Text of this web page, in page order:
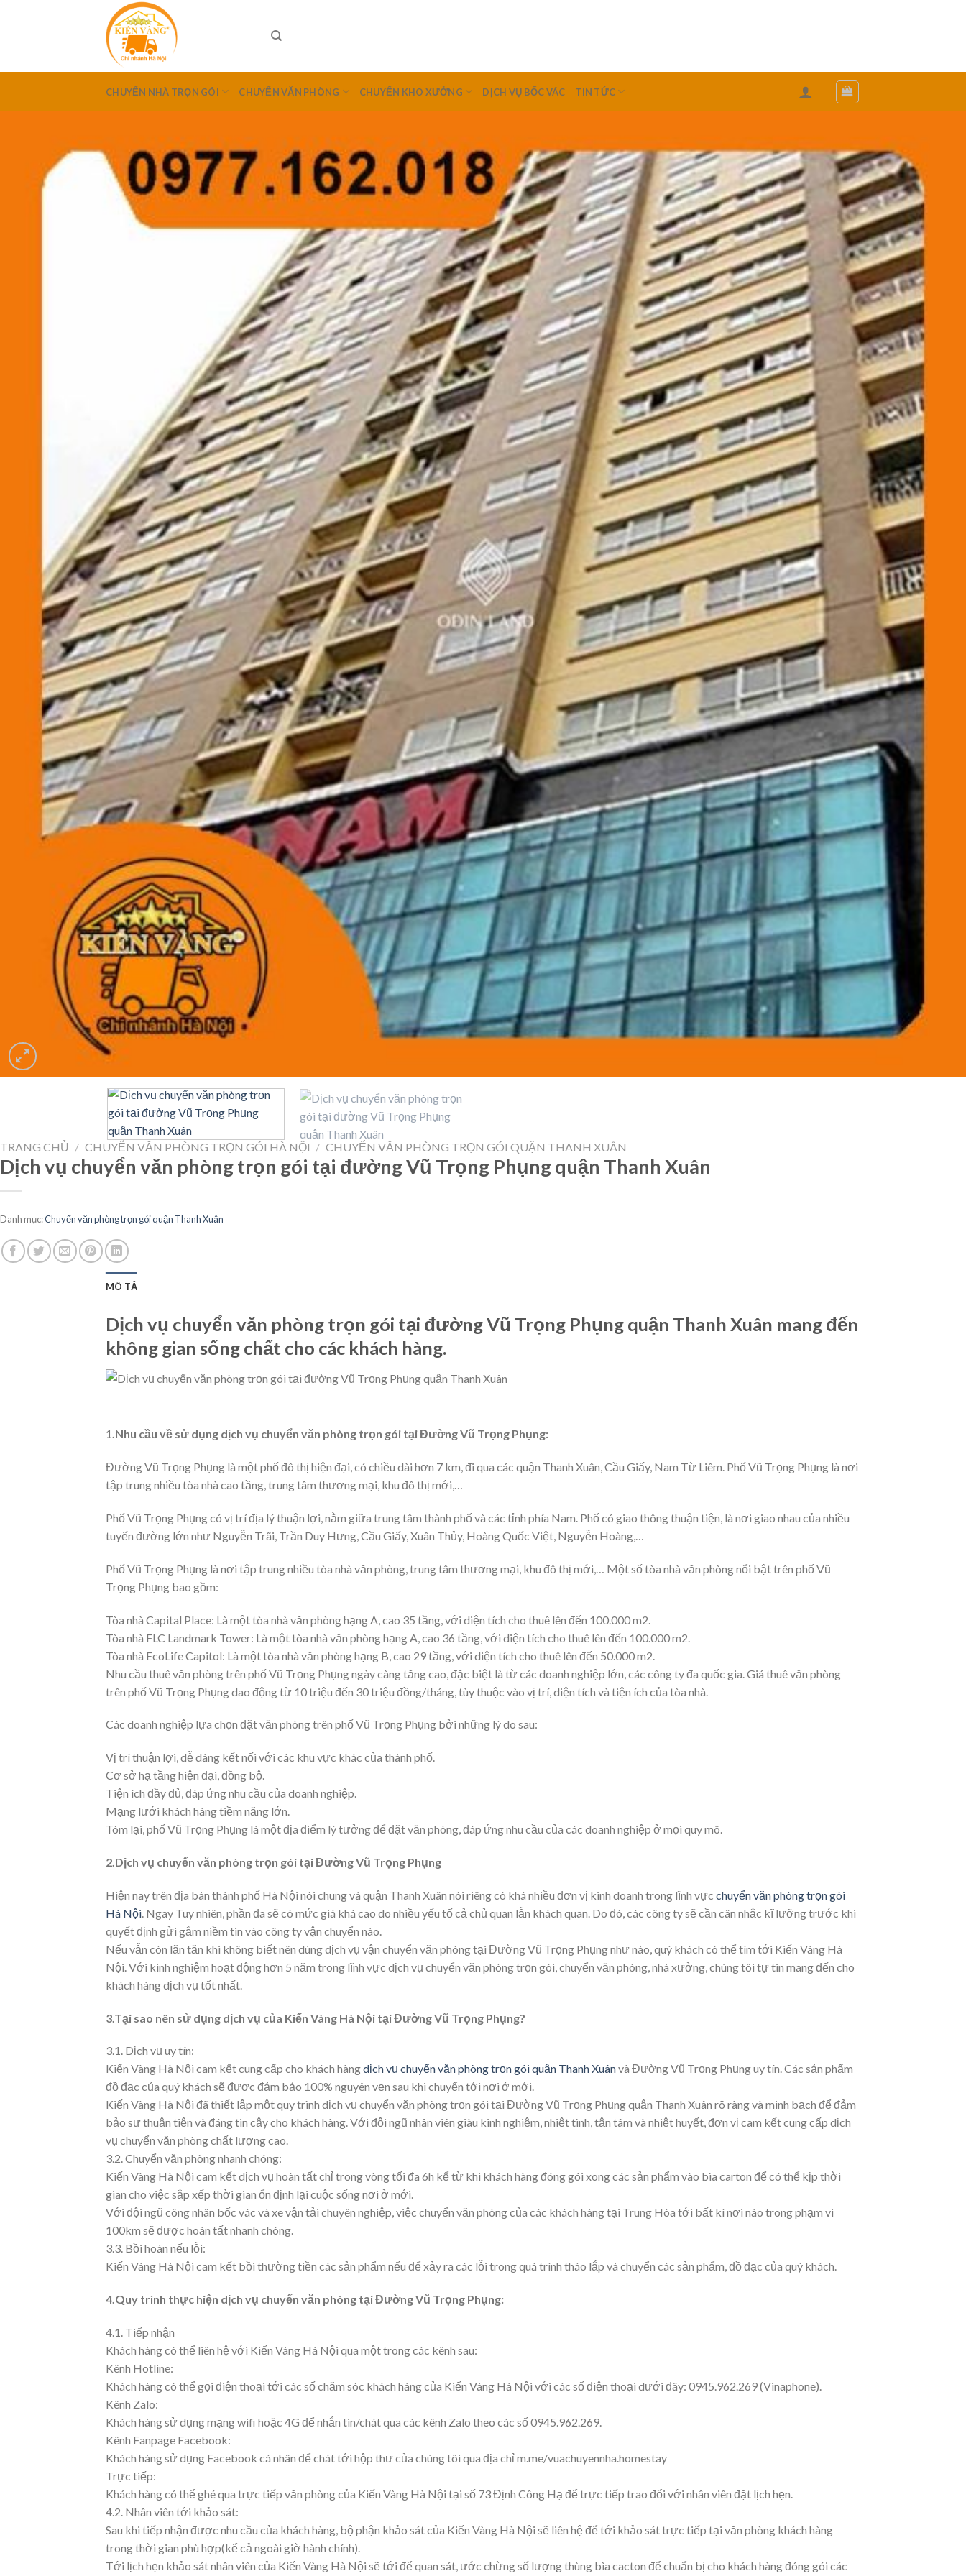
CHUYỂN NHÀ TRỌN GÓI CHUYỂN VĂN PHÒNG CHUYỂN KHO XƯỞNG DỊCH VỤ BỐC VÁC TIN TỨC
TRANG CHỦ / CHUYỂN VĂN PHÒNG TRỌN GÓI HÀ NỘI / CHUYỂN VĂN PHÒNG TRỌN GÓI QUẬN THANH XUÂN
Dịch vụ chuyển văn phòng trọn gói tại đường Vũ Trọng Phụng quận Thanh Xuân
Danh mục:Chuyển văn phòng trọn gói quận Thanh Xuân
MÔ TẢ
Dịch vụ chuyển văn phòng trọn gói tại đường Vũ Trọng Phụng quận Thanh Xuân mang đến
không gian sống chất cho các khách hàng.
1.Nhu cầu về sử dụng dịch vụ chuyển văn phòng trọn gói tại Đường Vũ Trọng Phụng:
Đường Vũ Trọng Phụng là một phố đô thị hiện đại, có chiều dài hơn 7 km, đi qua các quận Thanh Xuân, Cầu Giấy, Nam Từ Liêm. Phố Vũ Trọng Phụng là nơi
tập trung nhiều tòa nhà cao tầng, trung tâm thương mại, khu đô thị mới,…
Phố Vũ Trọng Phụng có vị trí địa lý thuận lợi, nằm giữa trung tâm thành phố và các tỉnh phía Nam. Phố có giao thông thuận tiện, là nơi giao nhau của nhiều
tuyến đường lớn như Nguyễn Trãi, Trần Duy Hưng, Cầu Giấy, Xuân Thủy, Hoàng Quốc Việt, Nguyễn Hoàng,…
Phố Vũ Trọng Phụng là nơi tập trung nhiều tòa nhà văn phòng, trung tâm thương mại, khu đô thị mới,… Một số tòa nhà văn phòng nổi bật trên phố Vũ
Trọng Phụng bao gồm:
Tòa nhà Capital Place: Là một tòa nhà văn phòng hạng A, cao 35 tầng, với diện tích cho thuê lên đến 100.000 m2.
Tòa nhà FLC Landmark Tower: Là một tòa nhà văn phòng hạng A, cao 36 tầng, với diện tích cho thuê lên đến 100.000 m2.
Tòa nhà EcoLife Capitol: Là một tòa nhà văn phòng hạng B, cao 29 tầng, với diện tích cho thuê lên đến 50.000 m2.
Nhu cầu thuê văn phòng trên phố Vũ Trọng Phụng ngày càng tăng cao, đặc biệt là từ các doanh nghiệp lớn, các công ty đa quốc gia. Giá thuê văn phòng
trên phố Vũ Trọng Phụng dao động từ 10 triệu đến 30 triệu đồng/tháng, tùy thuộc vào vị trí, diện tích và tiện ích của tòa nhà.
Các doanh nghiệp lựa chọn đặt văn phòng trên phố Vũ Trọng Phụng bởi những lý do sau:
Vị trí thuận lợi, dễ dàng kết nối với các khu vực khác của thành phố.
Cơ sở hạ tầng hiện đại, đồng bộ.
Tiện ích đầy đủ, đáp ứng nhu cầu của doanh nghiệp.
Mạng lưới khách hàng tiềm năng lớn.
Tóm lại, phố Vũ Trọng Phụng là một địa điểm lý tưởng để đặt văn phòng, đáp ứng nhu cầu của các doanh nghiệp ở mọi quy mô.
2.Dịch vụ chuyển văn phòng trọn gói tại Đường Vũ Trọng Phụng
Hiện nay trên địa bàn thành phố Hà Nội nói chung và quận Thanh Xuân nói riêng có khá nhiều đơn vị kinh doanh trong lĩnh vực chuyển văn phòng trọn gói
Hà Nội . Ngay Tuy nhiên, phần đa sẽ có mức giá khá cao do nhiều yếu tố cả chủ quan lẫn khách quan. Do đó, các công ty sẽ cần cân nhắc kĩ lưỡng trước khi
quyết định gửi gắm niềm tin vào công ty vận chuyển nào.
Nếu vẫn còn lăn tăn khi không biết nên dùng dịch vụ vận chuyển văn phòng tại Đường Vũ Trọng Phụng như nào, quý khách có thể tìm tới Kiến Vàng Hà
Nội. Với kinh nghiệm hoạt động hơn 5 năm trong lĩnh vực dịch vụ chuyển văn phòng trọn gói, chuyển văn phòng, nhà xưởng, chúng tôi tự tin mang đến cho
khách hàng dịch vụ tốt nhất.
3.Tại sao nên sử dụng dịch vụ của Kiến Vàng Hà Nội tại Đường Vũ Trọng Phụng?
3.1. Dịch vụ uy tín:
Kiến Vàng Hà Nội cam kết cung cấp cho khách hàngdịch vụ chuyển văn phòng trọn gói quận Thanh Xuânvà Đường Vũ Trọng Phụng uy tín. Các sản phẩm
đồ đạc của quý khách sẽ được đảm bảo 100% nguyên vẹn sau khi chuyển tới nơi ở mới.
Kiến Vàng Hà Nội đã thiết lập một quy trình dịch vụ chuyển văn phòng trọn gói tại Đường Vũ Trọng Phụng quận Thanh Xuân rõ ràng và minh bạch để đảm
bảo sự thuận tiện và đáng tin cậy cho khách hàng. Với đội ngũ nhân viên giàu kinh nghiệm, nhiệt tình, tận tâm và nhiệt huyết, đơn vị cam kết cung cấp dịch
vụ chuyển văn phòng chất lượng cao.
3.2. Chuyển văn phòng nhanh chóng:
Kiến Vàng Hà Nội cam kết dịch vụ hoàn tất chỉ trong vòng tối đa 6h kể từ khi khách hàng đóng gói xong các sản phẩm vào bìa carton để có thể kịp thời
gian cho việc sắp xếp thời gian ổn định lại cuộc sống nơi ở mới.
Với đội ngũ công nhân bốc vác và xe vận tải chuyên nghiệp, việc chuyển văn phòng của các khách hàng tại Trung Hòa tới bất kì nơi nào trong phạm vi
100km sẽ được hoàn tất nhanh chóng.
3.3. Bồi hoàn nếu lỗi:
Kiến Vàng Hà Nội cam kết bồi thường tiền các sản phẩm nếu để xảy ra các lỗi trong quá trình tháo lắp và chuyển các sản phẩm, đồ đạc của quý khách.
4.Quy trình thực hiện dịch vụ chuyển văn phòng tại Đường Vũ Trọng Phụng:
4.1. Tiếp nhận
Khách hàng có thể liên hệ với Kiến Vàng Hà Nội qua một trong các kênh sau:
Kênh Hotline:
Khách hàng có thể gọi điện thoại tới các số chăm sóc khách hàng của Kiến Vàng Hà Nội với các số điện thoại dưới đây: 0945.962.269 (Vinaphone).
Kênh Zalo:
Khách hàng sử dụng mạng wifi hoặc 4G để nhắn tin/chát qua các kênh Zalo theo các số 0945.962.269.
Kênh Fanpage Facebook:
Khách hàng sử dụng Facebook cá nhân để chát tới hộp thư của chúng tôi qua địa chỉ m.me/vuachuyennha.homestay
Trực tiếp:
Khách hàng có thể ghé qua trực tiếp văn phòng của Kiến Vàng Hà Nội tại số 73 Định Công Hạ để trực tiếp trao đổi với nhân viên đặt lịch hẹn.
4.2. Nhân viên tới khảo sát:
Sau khi tiếp nhận được nhu cầu của khách hàng, bộ phận khảo sát của Kiến Vàng Hà Nội sẽ liên hệ để tới khảo sát trực tiếp tại văn phòng khách hàng
trong thời gian phù hợp(kể cả ngoài giờ hành chính).
Tới lịch hẹn khảo sát nhân viên của Kiến Vàng Hà Nội sẽ tới để quan sát, ước chừng số lượng thùng bìa cacton để chuẩn bị cho khách hàng đóng gói các